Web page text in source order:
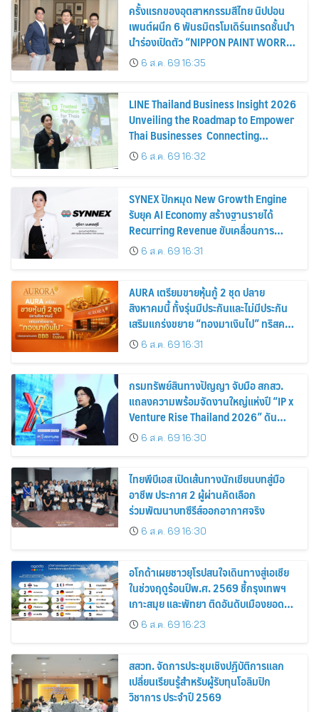
ครั้งแรกของอุตสาหกรรมสีไทย นิปปอน
เพนต์ผนึก 6 พันธมิตรโมเดิร์นเทรดชั้นนำ
นำร่องเปิดตัว “NIPPON PAINT WORRY
FREE” โปรแกรมดูแลคุณภาพฟิล์มสีหลัง
การขาย
6 ส.ค. 69 16:35
LINE Thailand Business Insight 2026
Unveiling the Roadmap to Empower
Thai Businesses Connecting
Businesses, Consumers, and
Partners for Sustainable Growth
6 ส.ค. 69 16:32
SYNEX ปักหมุด New Growth Engine
รับยุค AI Economy สร้างฐานรายได้
Recurring Revenue ขับเคลื่อนการ
เติบโตอย่างยั่งยืน โชว์กำไร Q2/69 โต
18% พร้อมจ่ายปันผลระหว่างกาล 0.10
6 ส.ค. 69 16:31
AURA เตรียมขายหุ้นกู้ 2 ชุด ปลาย
สิงหาคมนี้ ทั้งรุ่นมีประกันและไม่มีประกัน
เสริมแกร่งขยาย “ทองมาเงินไป” ทริสคง
เครดิตบริษัท BBB แนวโน้ม Stable
6 ส.ค. 69 16:31
กรมทรัพย์สินทางปัญญา จับมือ สกสว.
แถลงความพร้อมจัดงานใหญ่แห่งปี “IP x
Venture Rise Thailand 2026” ดัน
ทรัพย์สินทางปัญญาและนวัตกรรมไทยสู่
โลกธุรกิจอย่างเข้มแข็ง
6 ส.ค. 69 16:30
ไทยพีบีเอส เปิดเส้นทางนักเขียนบทสู่มือ
อาชีพ ประกาศ 2 ผู้ผ่านคัดเลือก
ร่วมพัฒนาบทซีรีส์ออกอากาศจริง
6 ส.ค. 69 16:30
อโกด้าเผยชาวยุโรปสนใจเดินทางสู่เอเชีย
ในช่วงฤดูร้อนปีพ.ศ. 2569 ชี้กรุงเทพฯ
เกาะสมุย และพัทยา ติดอันดับเมืองยอด
นิยม6 ส.ค. 69 16:23
สสวท. จัดการประชุมเชิงปฏิบัติการแลก
เปลี่ยนเรียนรู้สำหรับผู้รับทุนโอลิมปิก
วิชาการ ประจำปี 2569